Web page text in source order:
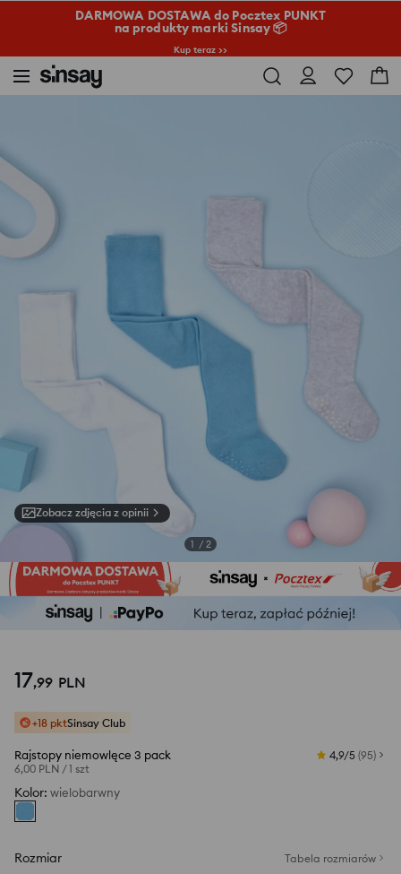
DARMOWA DOSTAWA do Pocztex PUNKT
na produkty marki Sinsay 📦
Kup teraz >>
Zobacz zdjęcia z opinii
1 / 2
17,99 PLN
+18 pktSinsay Club
Rajstopy niemowlęce 3 pack
6,00 PLN /1 szt
4,9/5 (95)
Kolor: wielobarwny
Rozmiar Tabela rozmiarów